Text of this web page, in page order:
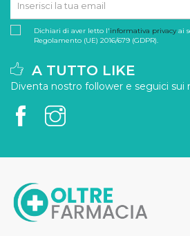
Dichiari di aver letto l'informativa privacyai
Regolamento (UE) 2016/679 (GDPR).
A TUTTO LIKE
Diventa nostro follower e seguici sui